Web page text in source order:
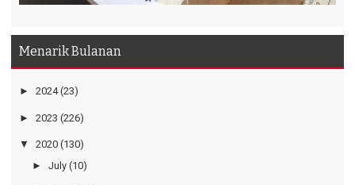
Menarik Bulanan
► 2024 (23)
► 2023 (226)
▼ 2020 (130)
► July (10)